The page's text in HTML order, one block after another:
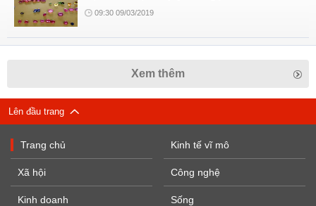
09:30 09/03/2019
Xem thêm
Lên đầu trang
Trang chủ
Xã hội
Kinh doanh
Kinh tế vĩ mô
Công nghệ
Sống